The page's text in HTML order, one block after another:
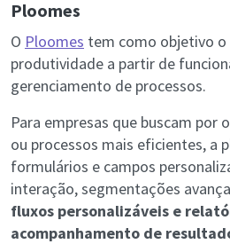
Ploomes
O Ploomes tem como objetivo o
produtividade a partir de
gerenciamento de processos.
Para empresas que buscam por
ou processos mais eficientes, a
formulários e campos
interação, segmentações
fluxos personalizáveis e
acompanhamento de